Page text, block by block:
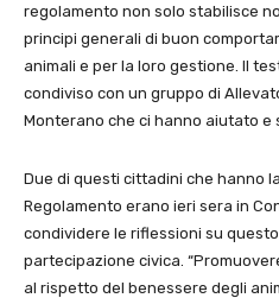
regolamento non solo stabilisce
principi generali di buon
animali e per la loro gestione. Il
condiviso con un gruppo di
Monterano che ci hanno aiutato e
Due di questi cittadini che hanno
Regolamento erano ieri sera in
condividere le riflessioni su
partecipazione civica.
al rispetto del benessere degli